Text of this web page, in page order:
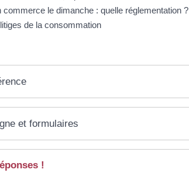
commerce le dimanche : quelle réglementation ?
de la consommation
et formulaires
!